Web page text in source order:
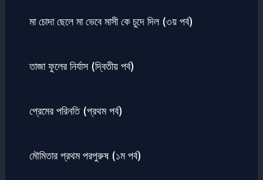
মা চোদা ছেলে মা ভেবে মাসী কে চুদে দিল (৩য় পর্ব)
তাজা ফুলের নির্যাস (দ্বিতীয় পর্ব)
প্রেমের পরিনতি (প্রথম পর্ব)
মৌমিতার প্রথম পরপুরুষ (১ম পর্ব)